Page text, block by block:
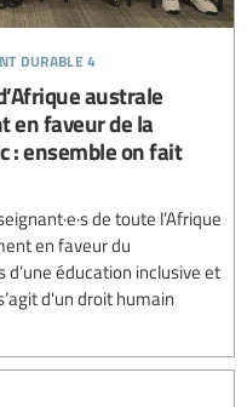
durable 4
australe
en faveur de la
: ensemble on fait
de toute l’Afrique
en faveur du
éducation inclusive et
d'un droit humain